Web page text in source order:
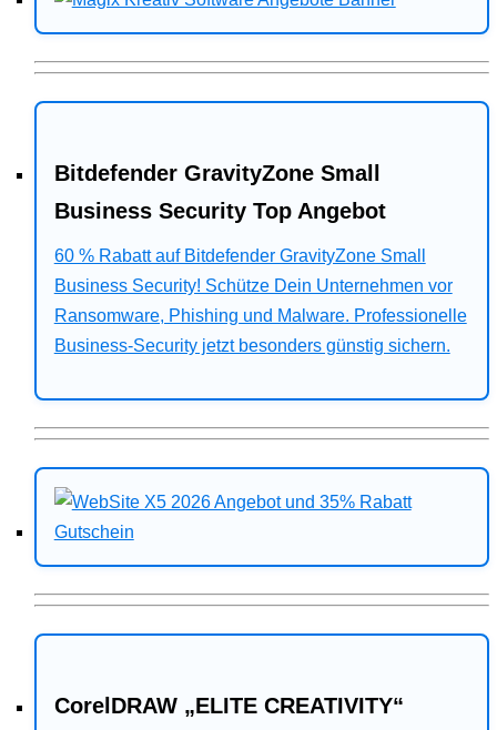
Bitdefender GravityZone Small
Business Security Top Angebot
60 % Rabatt auf Bitdefender GravityZone Small
Business Security! Schütze Dein Unternehmen vor
Ransomware, Phishing und Malware. Professionelle
Business-Security jetzt besonders günstig sichern.
CorelDRAW „ELITE CREATIVITY“